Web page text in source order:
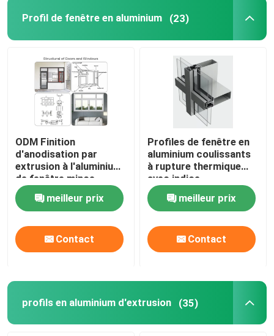
Profil de fenêtre en aluminium (23)
ODM Finition
d'anodisation par
extrusion à l'aluminium
de fenêtre mince
meilleur prix
Contact
Profiles de fenêtre en
aluminium coulissants
à rupture thermique
avec indice
d'étanchéité IP65
meilleur prix
Contact
profils en aluminium d'extrusion (35)